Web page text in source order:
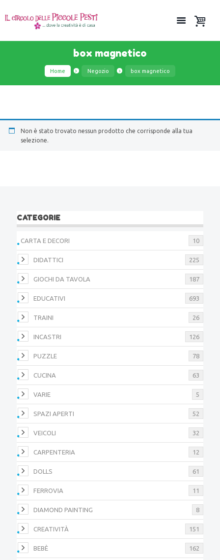
box magnetico
Home Negozio box magnetico
Non è stato trovato nessun prodotto che corrisponde alla tua
selezione.
CATEGORIE
CARTA E DECORI 10
DIDATTICI 225
GIOCHI DA TAVOLA 187
EDUCATIVI 693
TRAINI 26
INCASTRI 126
PUZZLE 78
CUCINA 63
VARIE 5
SPAZI APERTI 52
VEICOLI 32
CARPENTERIA 12
DOLLS 61
FERROVIA 11
DIAMOND PAINTING 8
CREATIVITÀ 151
BEBÈ 162